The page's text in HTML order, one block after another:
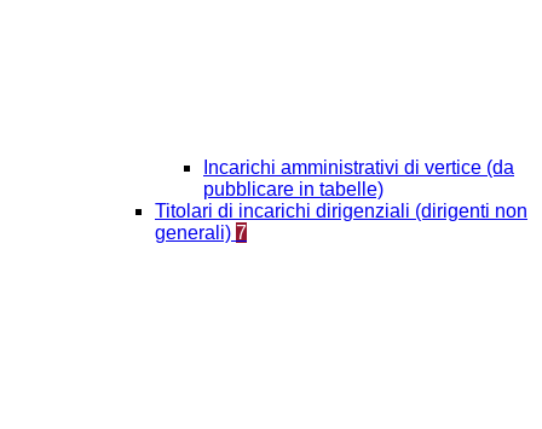
Incarichi amministrativi di vertice (da
pubblicare in tabelle)
Titolari di incarichi dirigenziali (dirigenti non
generali) 7